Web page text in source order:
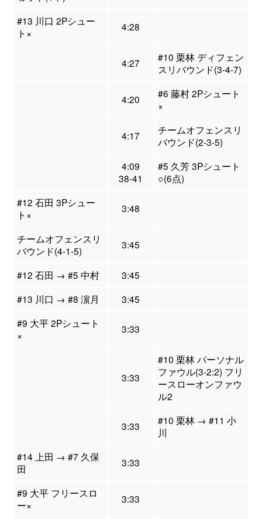
#13 川口 2Pシュー
ト×
4:28
4:27
#10 栗林 ディフェン
スリバウンド(3-4-7)
4:20
#6 藤村 2Pシュート
×
4:17
チームオフェンスリ
バウンド(2-3-5)
4:09
38-41
#5 久芳 3Pシュート
○(6点)
#12 石田 3Pシュー
ト×
3:48
チームオフェンスリ
バウンド(4-1-5)
3:45
#12 石田 → #5 中村
3:45
#13 川口 → #8 濵月
3:45
#9 大平 2Pシュート
×
3:33
3:33
#10 栗林 パーソナル
ファウル(3-2:2) フリ
ースローオンファウ
ル2
3:33
#10 栗林 → #11 小
川
#14 上田 → #7 久保
田
3:33
#9 大平 フリースロ
ー×
3:33